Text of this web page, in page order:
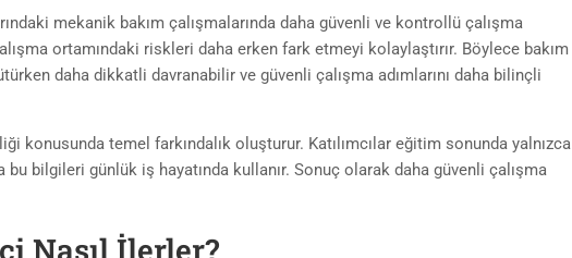
mekanik bakım çalışmalarında daha güvenli ve kontrollü çalışma
ortamındaki riskleri daha erken fark etmeyi kolaylaştırır. Böylece bakım
daha dikkatli davranabilir ve güvenli çalışma adımlarını daha bilinçli
konusunda temel farkındalık oluşturur. Katılımcılar eğitim sonunda yalnızca
bu bilgileri günlük iş hayatında kullanır. Sonuç olarak daha güvenli çalışma
Nasıl İlerler?